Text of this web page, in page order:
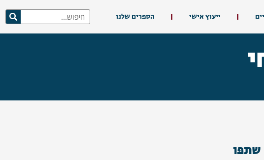
ייעוץ אישי הספרים שלנו
שתפו